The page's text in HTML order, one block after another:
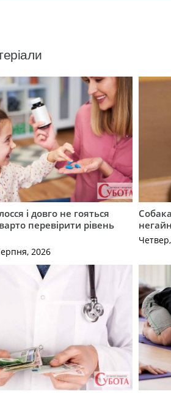
і довго не гояться
перевірити рівень
2026